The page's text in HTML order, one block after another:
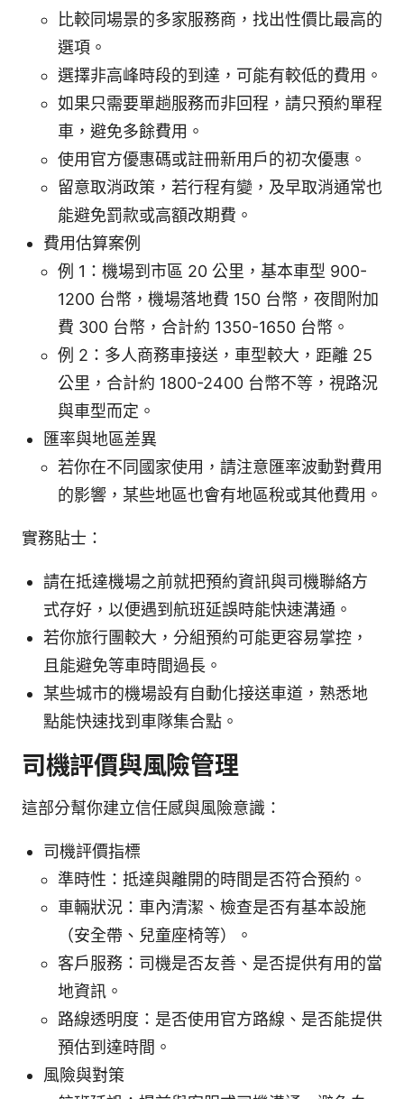
比較同場景的多家服務商，找出性價比最高的
選項。
選擇非高峰時段的到達，可能有較低的費用。
如果只需要單趟服務而非回程，請只預約單程
車，避免多餘費用。
使用官方優惠碼或註冊新用戶的初次優惠。
留意取消政策，若行程有變，及早取消通常也
能避免罰款或高額改期費。
費用估算案例
例 1：機場到市區 20 公里，基本車型 900-
1200 台幣，機場落地費 150 台幣，夜間附加
費 300 台幣，合計約 1350-1650 台幣。
例 2：多人商務車接送，車型較大，距離 25
公里，合計約 1800-2400 台幣不等，視路況
與車型而定。
匯率與地區差異
若你在不同國家使用，請注意匯率波動對費用
的影響，某些地區也會有地區稅或其他費用。
實務貼士：
請在抵達機場之前就把預約資訊與司機聯絡方
式存好，以便遇到航班延誤時能快速溝通。
若你旅行團較大，分組預約可能更容易掌控，
且能避免等車時間過長。
某些城市的機場設有自動化接送車道，熟悉地
點能快速找到車隊集合點。
司機評價與風險管理
這部分幫你建立信任感與風險意識：
司機評價指標
準時性：抵達與離開的時間是否符合預約。
車輛狀況：車內清潔、檢查是否有基本設施
（安全帶、兒童座椅等）。
客戶服務：司機是否友善、是否提供有用的當
地資訊。
路線透明度：是否使用官方路線、是否能提供
預估到達時間。
風險與對策